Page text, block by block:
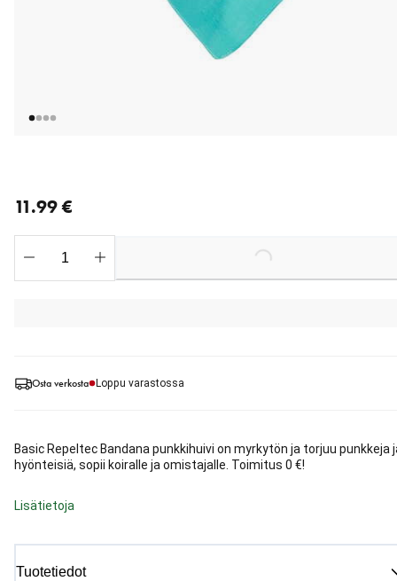
Osta verkosta Loppu varastossa
Basic Repeltec Bandana punkkihuivi on myrkytön ja torjuu punkkeja
hyönteisiä, sopii koiralle ja omistajalle. Toimitus 0 €!
Lisätietoja
Tuotetiedot
11.99 €
Loading...